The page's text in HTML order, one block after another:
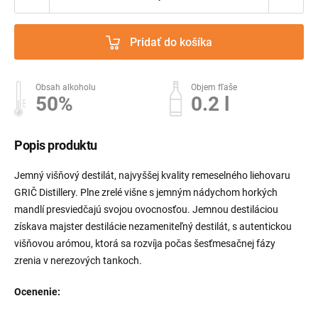
Pridať do košíka
Obsah alkoholu
50%
Objem fľaše
0.2 l
Popis produktu
Jemný višňový destilát, najvyššej kvality remeselného liehovaru
GRIČ Distillery. Plne zrelé višne s jemným nádychom horkých
mandlí presviedčajú svojou ovocnosťou. Jemnou destiláciou
získava majster destilácie nezameniteľný destilát, s autentickou
višňovou arómou, ktorá sa rozvíja počas šesťmesačnej fázy
zrenia v nerezových tankoch.
Ocenenie: